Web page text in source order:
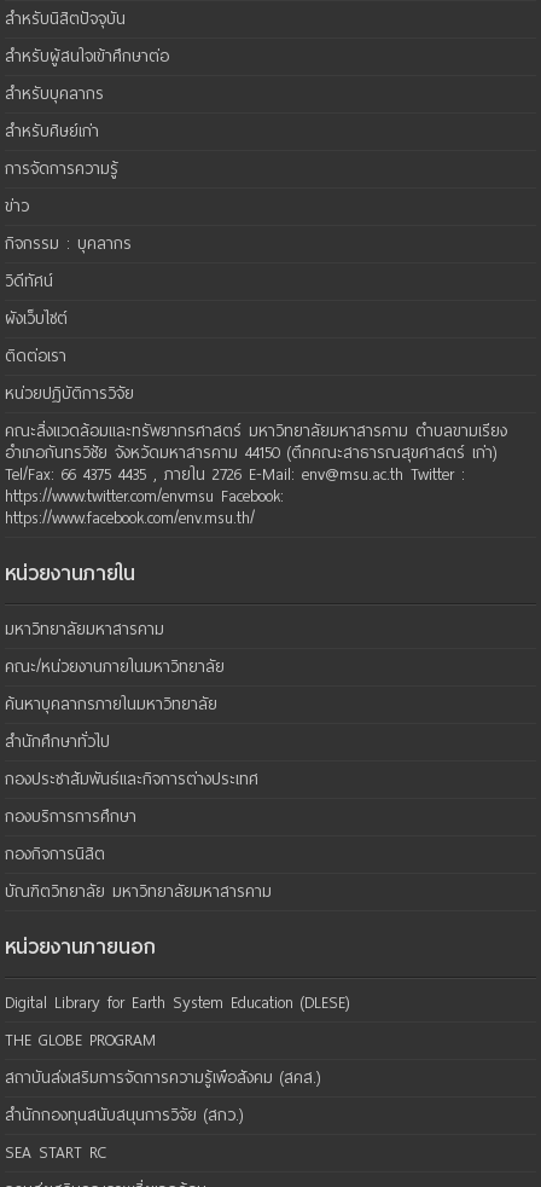
สำหรับนิสิตปัจจุบัน
สำหรับผู้สนใจเข้าศึกษาต่อ
สำหรับบุคลากร
สำหรับศิษย์เก่า
การจัดการความรู้
ข่าว
กิจกรรม : บุคลากร
วิดีทัศน์
ผังเว็บไซต์
ติดต่อเรา
หน่วยปฏิบัติการวิจัย
คณะสิ่งแวดล้อมและทรัพยากรศาสตร์ มหาวิทยาลัยมหาสารคาม ตำบลขามเรียง
อำเภอกันทรวิชัย จังหวัดมหาสารคาม 44150 (ตึกคณะสาธารณสุขศาสตร์ เก่า)
Tel/Fax: 66 4375 4435 , ภายใน 2726 E-Mail: env@msu.ac.th Twitter :
https://www.twitter.com/envmsu Facebook:
https://www.facebook.com/env.msu.th/
หน่วยงานภายใน
มหาวิทยาลัยมหาสารคาม
คณะ/หน่วยงานภายในมหาวิทยาลัย
ค้นหาบุคลากรภายในมหาวิทยาลัย
สำนักศึกษาทั่วไป
กองประชาสัมพันธ์และกิจการต่างประเทศ
กองบริการการศึกษา
กองกิจการนิสิต
บัณฑิตวิทยาลัย มหาวิทยาลัยมหาสารคาม
หน่วยงานภายนอก
Digital Library for Earth System Education (DLESE)
THE GLOBE PROGRAM
สถาบันส่งเสริมการจัดการความรู้เพือสังคม (สคส.)
สำนักกองทุนสนับสนุนการวิจัย (สกว.)
SEA START RC